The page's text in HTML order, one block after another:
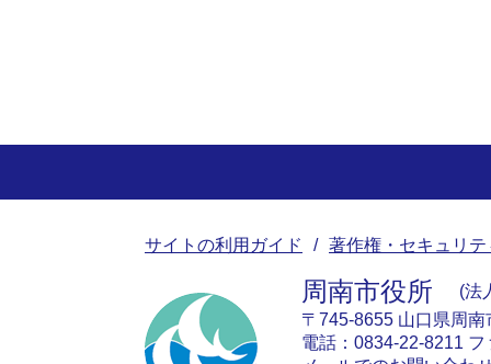
サイトの利用ガイド 著作権・セキュリ
周南市役所
法
〒745-8655 山口県周南
電話：0834-22-8211